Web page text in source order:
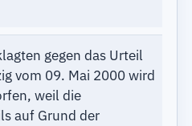
gegen das Urteil
vom 09. Mai 2000 wird
weil die
auf Grund der